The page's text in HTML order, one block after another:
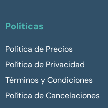
Políticas
Política de Precios
Política de Privacidad
Términos y Condiciones
Política de Cancelaciones